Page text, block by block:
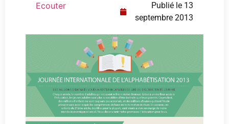
Ecouter Publié le 13
septembre 2013